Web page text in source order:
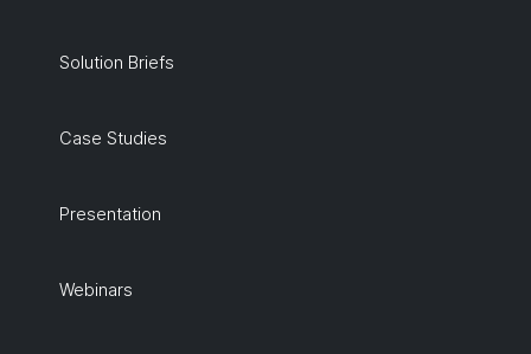
Solution Briefs
Case Studies
Presentation
Webinars